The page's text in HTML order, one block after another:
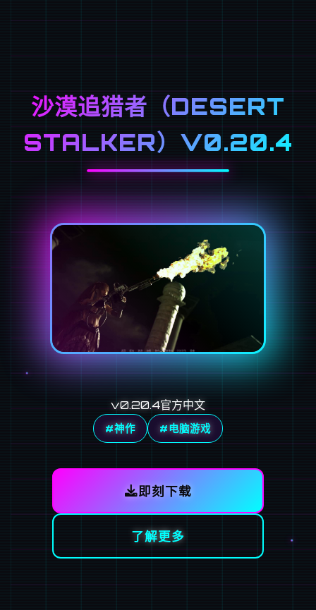
沙漠追猎者（DESERT
STALKER）V0.20.4
v0.20.4官方中文
#神作 #电脑游戏
即刻下载
了解更多